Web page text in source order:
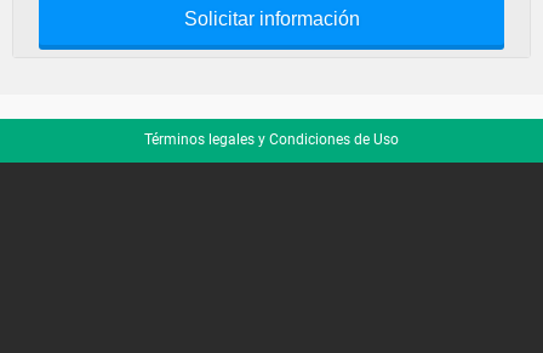
Solicitar información
Términos legales y Condiciones de Uso